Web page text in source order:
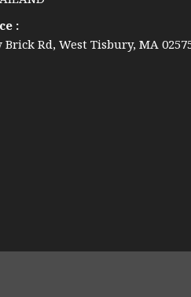
:
Brick Rd, West Tisbury, MA